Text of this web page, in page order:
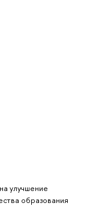
улучшение
образования